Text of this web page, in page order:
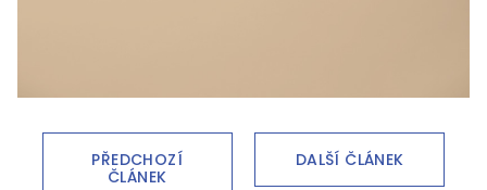
PŘEDCHOZÍ
ČLÁNEK
DALŠÍ ČLÁNEK